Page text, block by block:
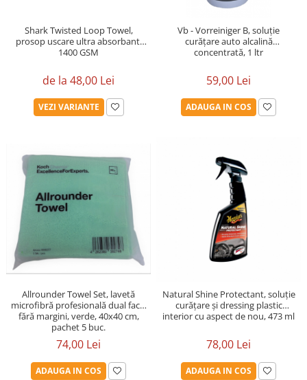
Shark Twisted Loop Towel,
prosop uscare ultra absorbant,
1400 GSM
de la 48,00 Lei
VEZI VARIANTE
Vb - Vorreiniger B, soluție
curățare auto alcalină
concentrată, 1 ltr
59,00 Lei
ADAUGA IN COS
Allrounder Towel Set, lavetă
microfibră profesională dual face,
fără margini, verde, 40x40 cm,
pachet 5 buc.
74,00 Lei
ADAUGA IN COS
Natural Shine Protectant, soluție
curățare și dressing plastic
interior cu aspect de nou, 473 ml
78,00 Lei
ADAUGA IN COS